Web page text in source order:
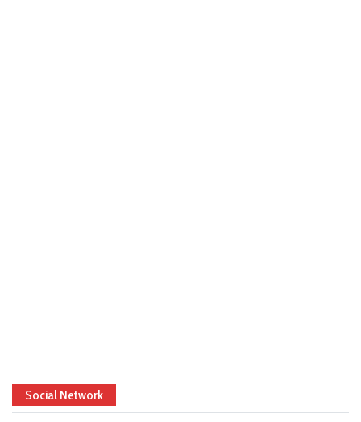
Social Network